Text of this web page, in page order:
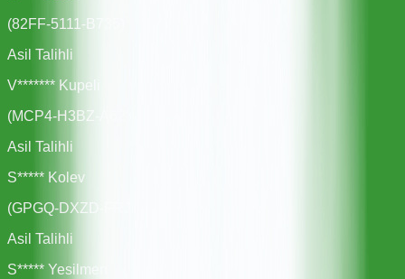
(82FF-5111-B735
Asil Talihli
V******* Kupeli
(MCP4-H3BZ-A62Y
Asil Talihli
S***** Kolev
(GPGQ-DXZD-FRJL
Asil Talihli
S***** Yesilmen